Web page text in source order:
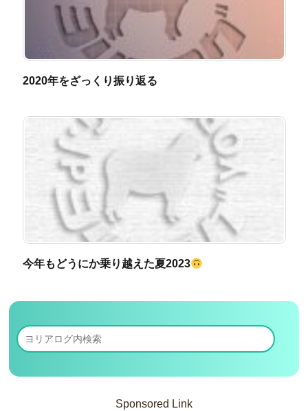
2020年をざっくり振り返る
今年もどうにか乗り越えた夏2023
Sponsored Link